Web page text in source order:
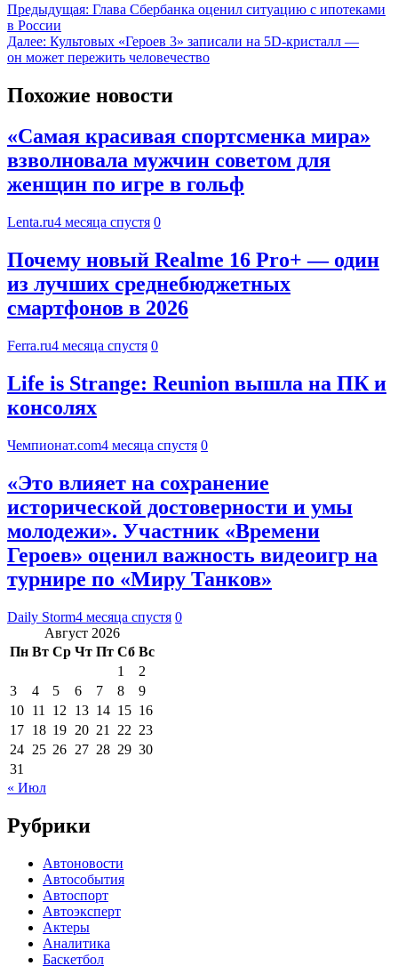
Предыдущая: Глава Сбербанка оценил ситуацию с ипотеками
в России
Далее: Культовых «Героев 3» записали на 5D-кристалл —
он может пережить человечество
Похожие новости
«Самая красивая спортсменка мира»
взволновала мужчин советом для
женщин по игре в гольф
Lenta.ru4 месяца спустя 0
Почему новый Realme 16 Pro+ — один
из лучших среднебюджетных
смартфонов в 2026
Ferra.ru4 месяца спустя 0
Life is Strange: Reunion вышла на ПК и
консолях
Чемпионат.com4 месяца спустя 0
«Это влияет на сохранение
исторической достоверности и умы
молодежи». Участник «Времени
Героев» оценил важность видеоигр на
турнире по «Миру Танков»
Daily Storm4 месяца спустя 0
Август 2026
Пн Вт Ср Чт Пт Сб Вс
1
2
3
4 5 6 7 8
9
10 11 12 13 14 15 16
17 18 19 20 21 22 23
24 25 26 27 28 29 30
31
« Июл
Рубрики
Автоновости
Автособытия
Автоспорт
Автоэксперт
Актеры
Аналитика
Баскетбол